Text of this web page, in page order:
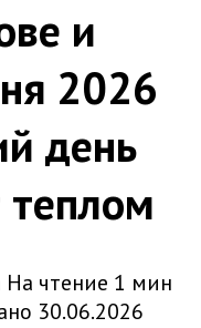
и
2026
день
теплом
На чтение 1 мин
30.06.2026